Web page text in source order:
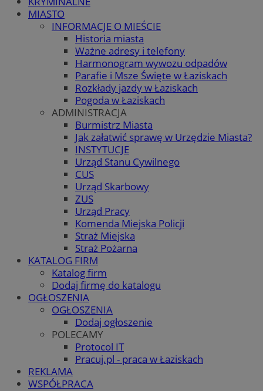
MIASTO
INFORMACJE O MIEŚCIE
Historia miasta
Ważne adresy i telefony
Harmonogram wywozu odpadów
Parafie i Msze Święte w Łaziskach
Rozkłady jazdy w Łaziskach
Pogoda w Łaziskach
ADMINISTRACJA
Burmistrz Miasta
Jak załatwić sprawę w Urzędzie Miasta?
INSTYTUCJE
Urząd Stanu Cywilnego
CUS
Urząd Skarbowy
ZUS
Urząd Pracy
Komenda Miejska Policji
Straż Miejska
Straż Pożarna
KATALOG FIRM
Katalog firm
Dodaj firmę do katalogu
OGŁOSZENIA
OGŁOSZENIA
Dodaj ogłoszenie
POLECAMY
Protocol IT
Pracuj.pl - praca w Łaziskach
REKLAMA
WSPÓŁPRACA